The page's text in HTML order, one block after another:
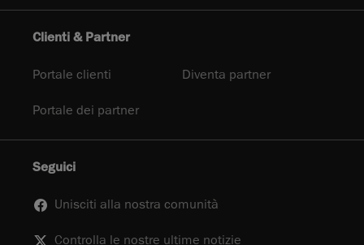
Clienti & Partner
Portale clienti Diventa partner
Portale dei partner
Seguici
Unisciti alla nostra comunità
Controlla le nostre ultime notizie